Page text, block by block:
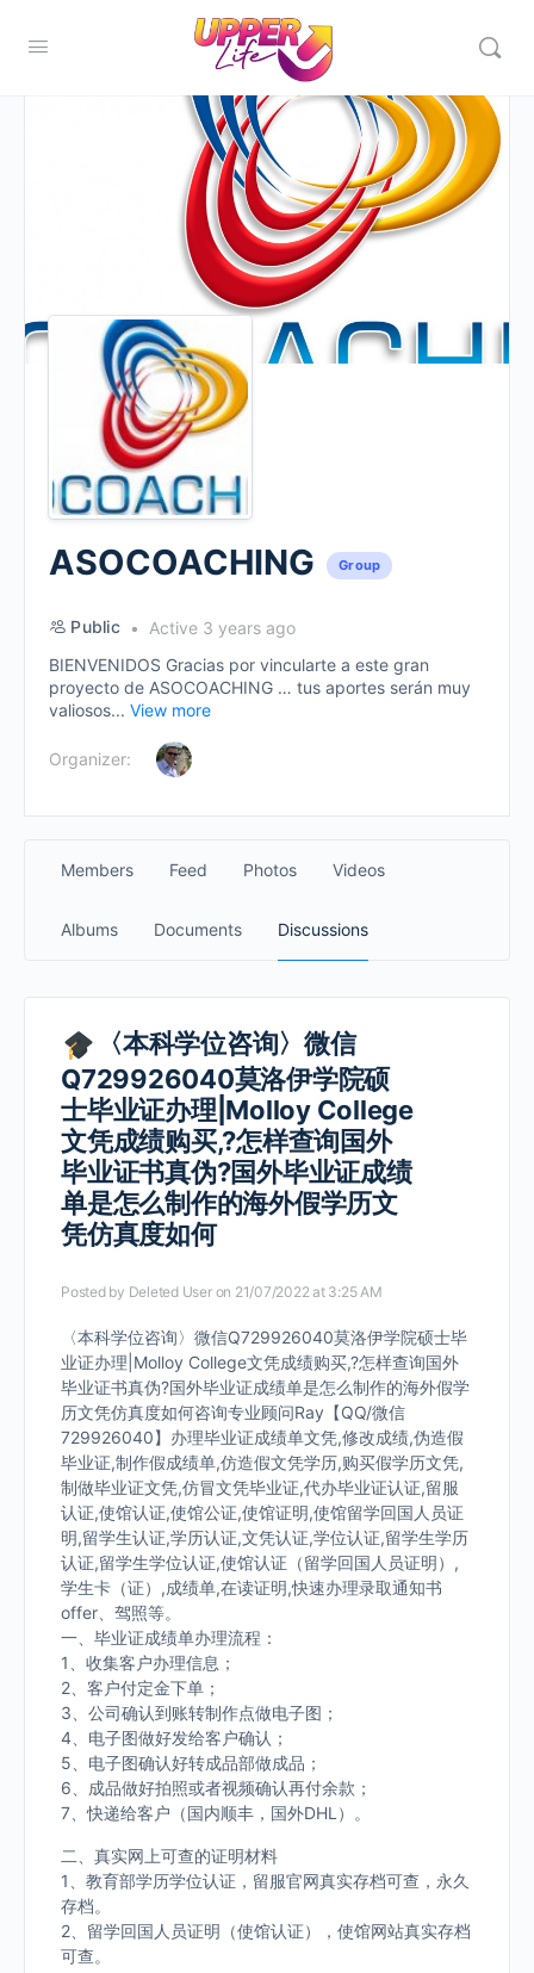
ASOCOACHING Group
Public
Active 3 years ago
BIENVENIDOS Gracias por vincularte a este gran
proyecto de ASOCOACHING … tus aportes serán muy
valiosos... View more
Organizer:
Members Feed Photos Videos
Albums Documents Discussions
〈本科学位咨询〉微信
Q729926040莫洛伊学院硕
士毕业证办理|Molloy College
文凭成绩购买,?怎样查询国外
毕业证书真伪?国外毕业证成绩
单是怎么制作的海外假学历文
凭仿真度如何
Posted by Deleted User on 21/07/2022 at 3:25 AM
〈本科学位咨询〉微信Q729926040莫洛伊学院硕士毕
业证办理|Molloy College文凭成绩购买,?怎样查询国外
毕业证书真伪?国外毕业证成绩单是怎么制作的海外假学
历文凭仿真度如何咨询专业顾问Ray【QQ/微信
729926040】办理毕业证成绩单文凭,修改成绩,伪造假
毕业证,制作假成绩单,仿造假文凭学历,购买假学历文凭,
制做毕业证文凭,仿冒文凭毕业证,代办毕业证认证,留服
认证,使馆认证,使馆公证,使馆证明,使馆留学回国人员证
明,留学生认证,学历认证,文凭认证,学位认证,留学生学历
认证,留学生学位认证,使馆认证（留学回国人员证明）,
学生卡（证）,成绩单,在读证明,快速办理录取通知书
offer、驾照等。
一、毕业证成绩单办理流程：
1、收集客户办理信息；
2、客户付定金下单；
3、公司确认到账转制作点做电子图；
4、电子图做好发给客户确认；
5、电子图确认好转成品部做成品；
6、成品做好拍照或者视频确认再付余款；
7、快递给客户（国内顺丰，国外DHL）。
二、真实网上可查的证明材料
1、教育部学历学位认证，留服官网真实存档可查，永久
存档。
2、留学回国人员证明（使馆认证），使馆网站真实存档
可查。